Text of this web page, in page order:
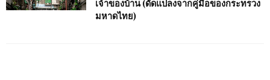
เจ้าของบ้าน (ดัดแปลงจากคู่มือของกระทรวง
มหาดไทย)